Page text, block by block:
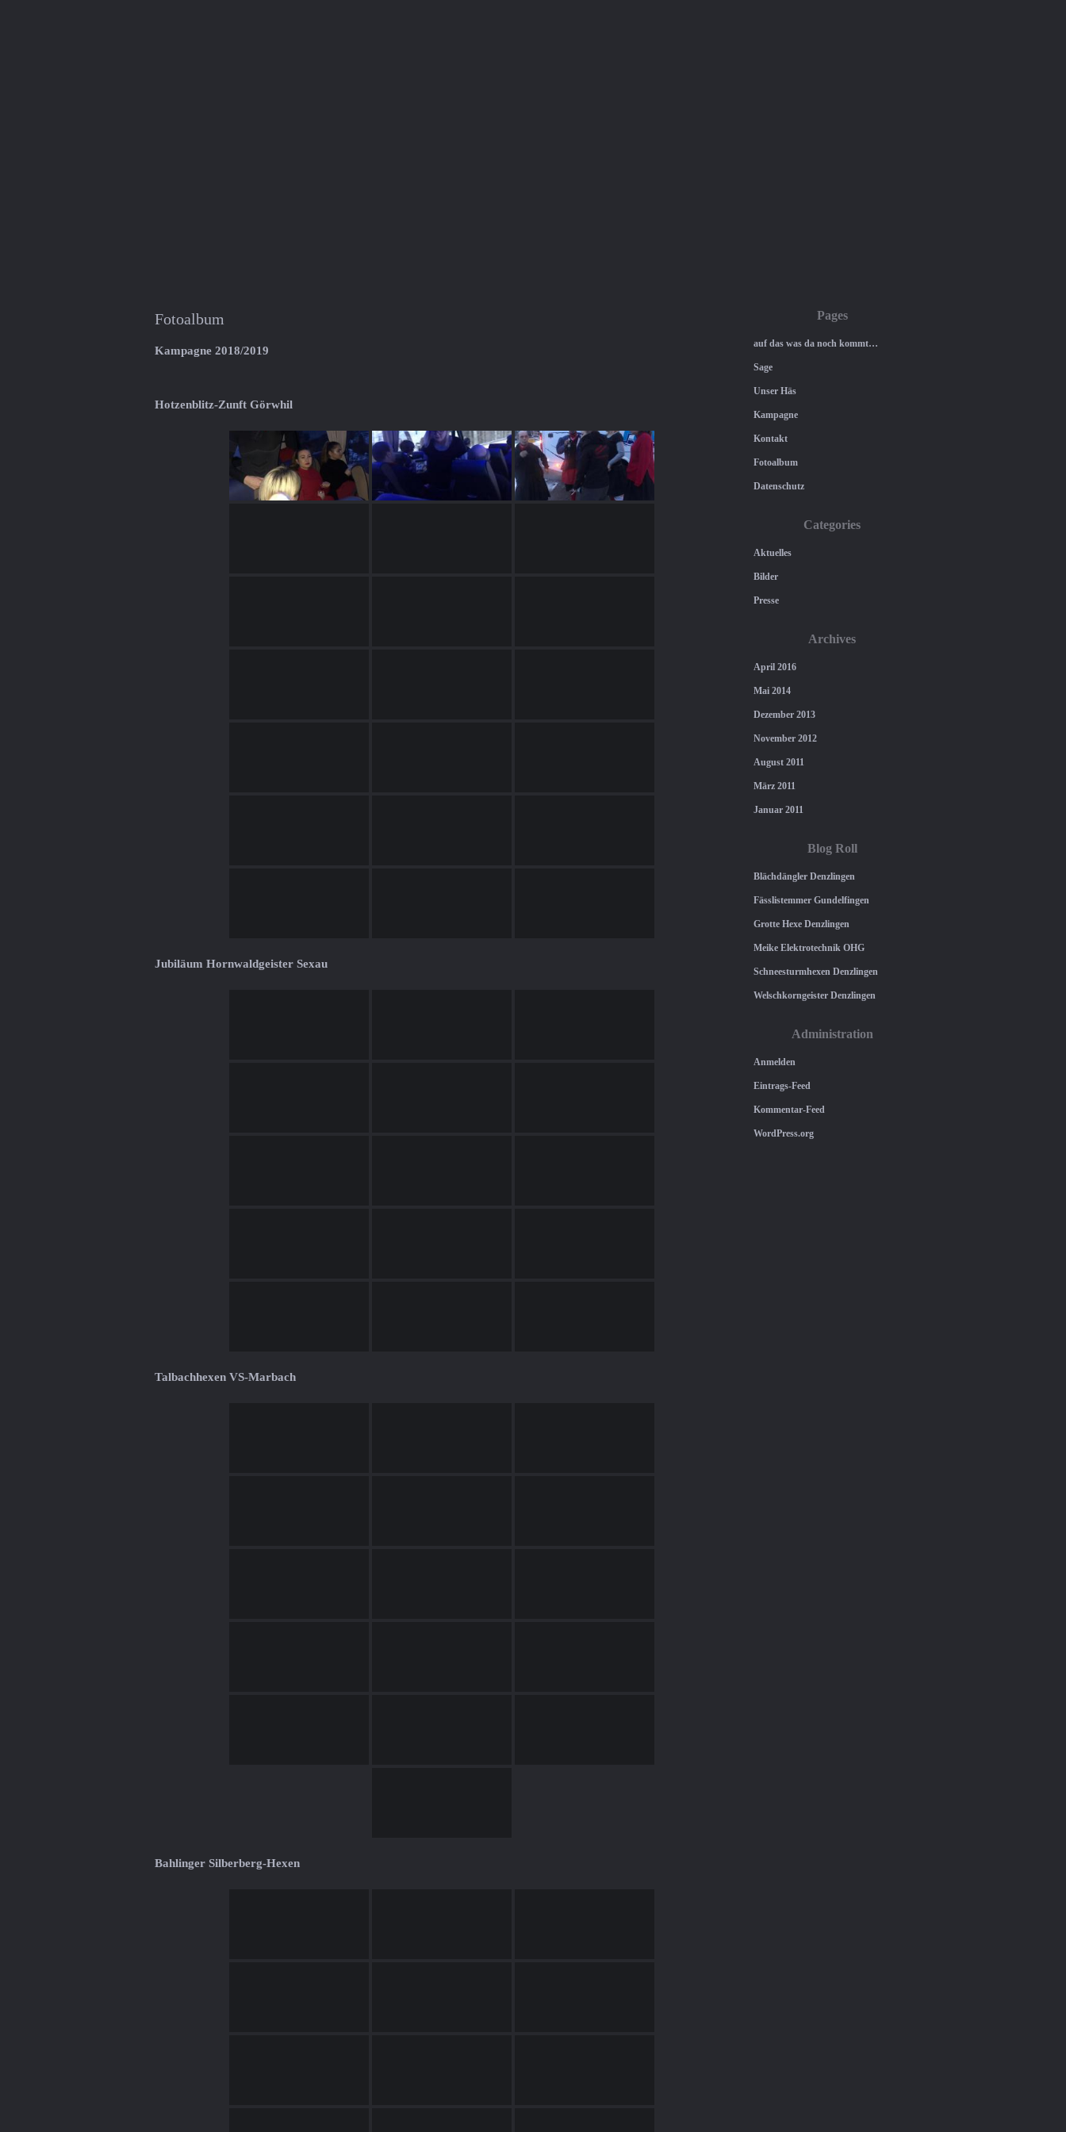
Fotoalbum
Kampagne 2018/2019
Hotzenblitz-Zunft Görwhil
Jubiläum Hornwaldgeister Sexau
Talbachhexen VS-Marbach
Bahlinger Silberberg-Hexen
Pages
auf das was da noch kommt…
Sage
Unser Häs
Kampagne
Kontakt
Fotoalbum
Datenschutz
Categories
Aktuelles
Bilder
Presse
Archives
April 2016
Mai 2014
Dezember 2013
November 2012
August 2011
März 2011
Januar 2011
Blog Roll
Blächdängler Denzlingen
Fässlistemmer Gundelfingen
Grotte Hexe Denzlingen
Meike Elektrotechnik OHG
Schneesturmhexen Denzlingen
Welschkorngeister Denzlingen
Administration
Anmelden
Eintrags-Feed
Kommentar-Feed
WordPress.org